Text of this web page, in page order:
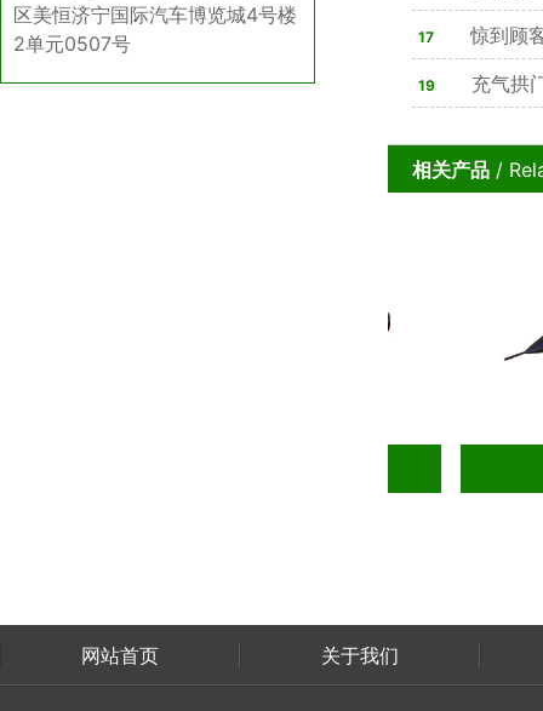
全解析
17
惊到顾
则是演习迷惑
19
充气拱
相关产品 /
区美恒济宁国际汽车博览城4号楼
2单元0507号
网站首页 关于我们